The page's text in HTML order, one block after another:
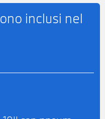
inclusi nel